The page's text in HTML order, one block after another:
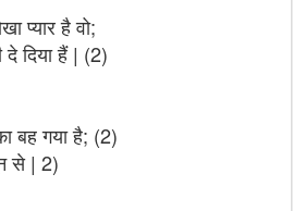
प्यार है वो;
दे दिया हैं | (2)
बह गया है; (2)
से | 2)